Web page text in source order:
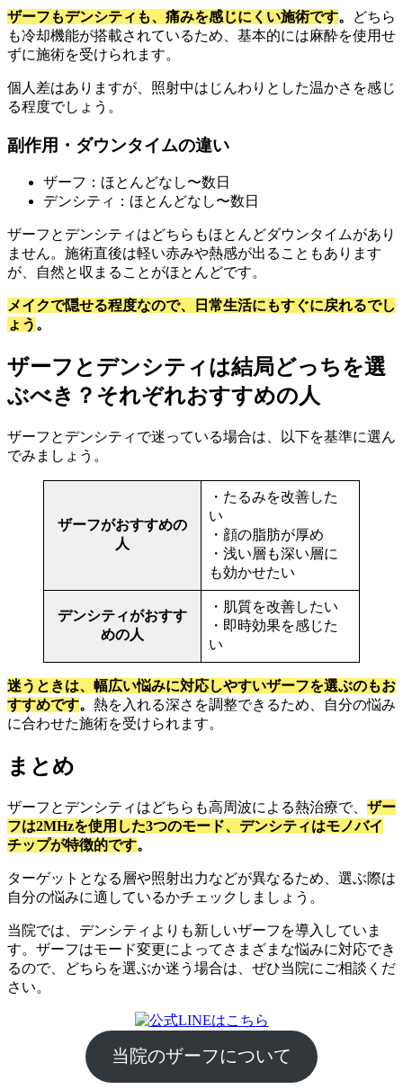
ザーフもデンシティも、痛みを感じにくい施術です。
どちら
も冷却機能が搭載されているため、基本的には麻酔を使用せ
ずに施術を受けられます。
個人差はありますが、照射中はじんわりとした温かさを感じ
る程度でしょう。
副作用・ダウンタイムの違い
ザーフ：ほとんどなし〜数日
デンシティ：ほとんどなし〜数日
ザーフとデンシティはどちらもほとんどダウンタイムがあり
ません。施術直後は軽い赤みや熱感が出ることもあります
が、自然と収まることがほとんどです。
メイクで隠せる程度なので、日常生活にもすぐに戻れるでし
ょう 。
ザーフとデンシティは結局どっちを選
ぶべき？それぞれおすすめの人
ザーフとデンシティで迷っている場合は、以下を基準に選ん
でみましょう。
ザーフがおすすめの
人
・たるみを改善した
い
・顔の脂肪が厚め
・浅い層も深い層に
も効かせたい
デンシティがおすす
めの人
・肌質を改善したい
・即時効果を感じた
い
迷うときは、幅広い悩みに対応しやすいザーフを選ぶのもお
すすめです。 熱を入れる深さを調整できるため、自分の悩み
に合わせた施術を受けられます。
まとめ
ザーフとデンシティはどちらも高周波による熱治療で、 ザー
フは2MHzを使用した3つのモード、デンシティはモノバイ
チップが特徴的です。
ターゲットとなる層や照射出力などが異なるため、選ぶ際は
自分の悩みに適しているかチェックしましょう。
当院では、デンシティよりも新しいザーフを導入していま
す。ザーフはモード変更によってさまざまな悩みに対応でき
るので、どちらを選ぶか迷う場合は、ぜひ当院にご相談くだ
さい。
当院のザーフについて